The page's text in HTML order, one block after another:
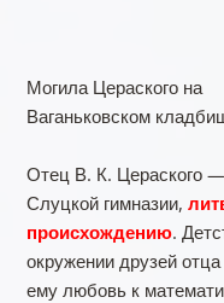
Могила Цераского на
Ваганьковском
Отец В. К. Цераского
Слуцкой гимназии,
происхождению.
окружении друзей
ему любовь к